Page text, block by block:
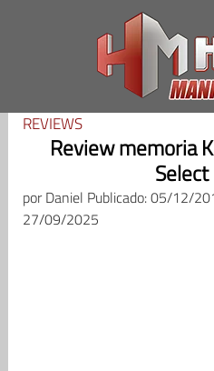
REVIEWS
Review memoria
porDaniel Publicado: 05/12/
27/09/2025